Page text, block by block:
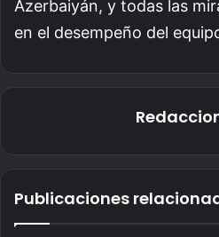
Azerbaiyán, y todas las
en el desempeño del
Publicaciones